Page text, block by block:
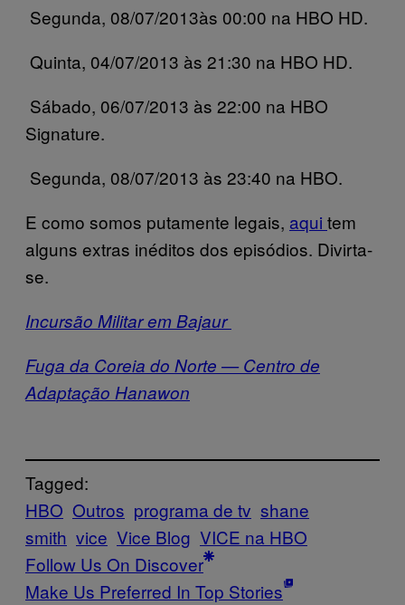
Segunda, 08/07/2013às 00:00 na HBO HD.
Quinta, 04/07/2013 às 21:30 na HBO HD.
Sábado, 06/07/2013 às 22:00 na HBO
Signature.
Segunda, 08/07/2013 às 23:40 na HBO.
E como somos putamente legais, aqui tem
alguns extras inéditos dos episódios. Divirta-
se.
Incursão Militar em Bajaur
Fuga da Coreia do Norte — Centro de
Adaptação Hanawon
Tagged:
HBO Outros programa de tv shane
smith vice Vice Blog VICE na HBO
Follow Us On Discover
Make Us Preferred In Top Stories